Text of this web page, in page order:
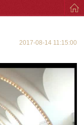
2017-08-14 11:15:00